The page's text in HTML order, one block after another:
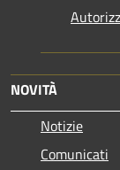
NOVITÀ
Notizie
Comunicati